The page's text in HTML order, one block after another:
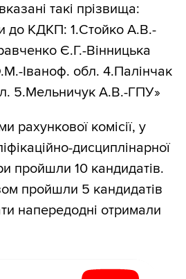
такі прізвища:
до КДКП: 1.Стойко А.В.-
Є.Г.-Вінницька
Іваноф. обл. 4.Палінчак
5.Мельничук А.В.-ГПУ»
рахункової комісії, у
дисциплінарної
пройшли 10 кандидатів.
пройшли 5 кандидатів
напередодні отримали